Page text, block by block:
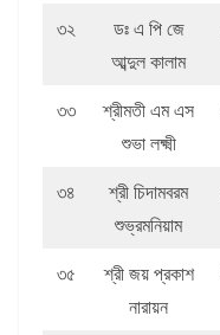
৩২
ডঃ এ পি জে
আব্দুল কালাম
৩৩
শ্রীমতী এম এস
শুভা লক্ষ্মী
৩৪
শ্রী চিদামবরম
শুভ্রমনিয়াম
৩৫
শ্রী জয় প্রকাশ
নারায়ন